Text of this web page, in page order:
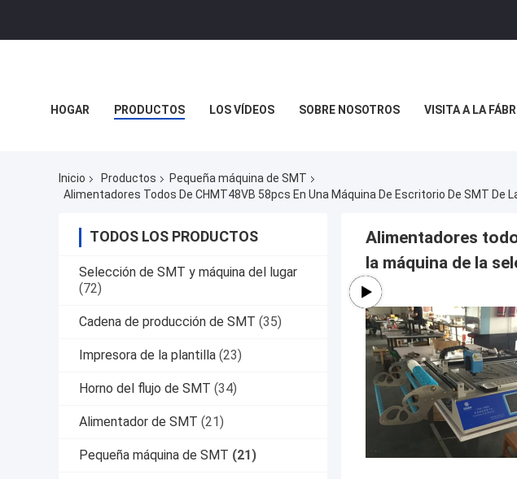
HOGAR PRODUCTOS LOS VÍDEOS SOBRE NOSOTROS VISITA A LA
Inicio Productos
Pequeña máquina de SMT
Alimentadores Todos De CHMT48VB 58pcs En Una Máquina De Escritorio De SMT De
TODOS LOS PRODUCTOS
Selección de SMT y máquina del lugar
(72)
Cadena de producción de SMT (35)
Impresora de la plantilla (23)
Horno del flujo de SMT (34)
Alimentador de SMT (21)
Pequeña máquina de SMT (21)
Alimentadores
la máquina de la